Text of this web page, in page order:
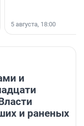
5 августа, 18:00
и
и раненых